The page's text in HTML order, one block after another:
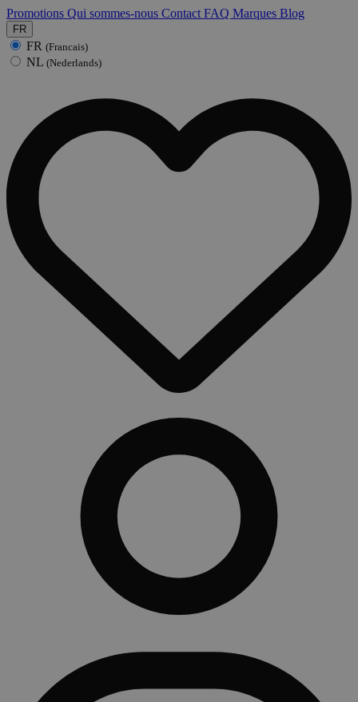
Promotions Qui sommes-nous Contact FAQ Marques Blog
FR
FR (Francais)
NL (Nederlands)